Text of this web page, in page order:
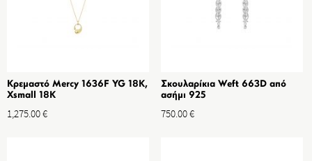
Κρεμαστό Mercy 1636F YG 18K,
Xsmall 18K
1,275.00€
Σκουλαρίκια Weft 663D από
ασήμι 925
750.00€